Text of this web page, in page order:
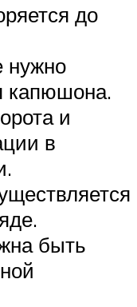
до
нужно
капюшона.
и
в
быть